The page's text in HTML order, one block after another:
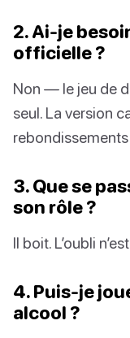
2. Ai-je
officielle ?
Non — le jeu de
seul. La version
3. Que se
son rôle ?
Il boit. L’oubli
4. Puis-je
alcool ?